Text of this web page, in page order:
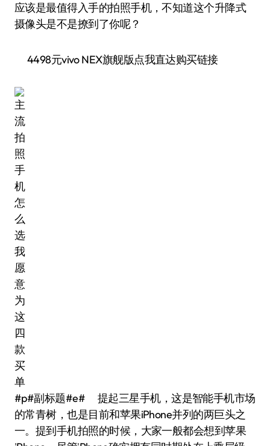
应该是最值得入手的拍照手机，不知道这个升降式
摄像头是不是撩到了你呢？
4498元vivo NEX旗舰版点我直达购买链接
#p#副标题#e# 提起三星手机，这是智能手机市场
的常青树，也是目前和苹果iPhone并列的两巨头之
一。提到手机拍照的时候，大家一般都会想到苹果